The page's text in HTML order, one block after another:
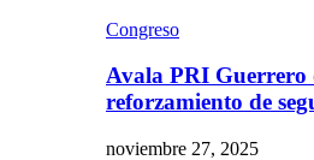
Congreso
Avala PRI Guerrero
reforzamiento de
noviembre 27, 2025